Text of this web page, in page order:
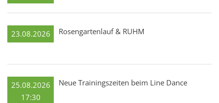
23.08.2026 Rosengartenlauf & RUHM
25.08.2026
17:30
Neue Trainingszeiten beim Line Dance